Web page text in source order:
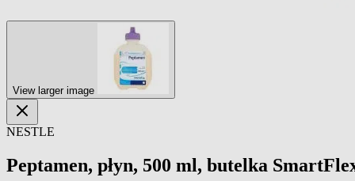
View larger image
NESTLE
Peptamen, płyn, 500 ml, butelka